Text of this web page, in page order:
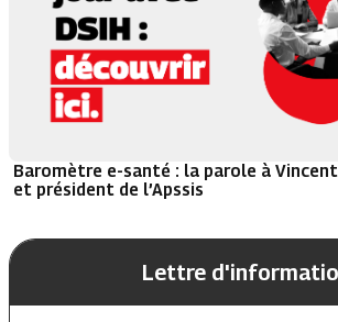
Baromètre e-santé : la parole à
et président de l’Apssis
Lettre